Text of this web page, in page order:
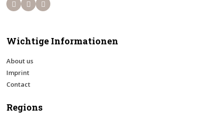
Wichtige Informationen
About us
Imprint
Contact
Regions